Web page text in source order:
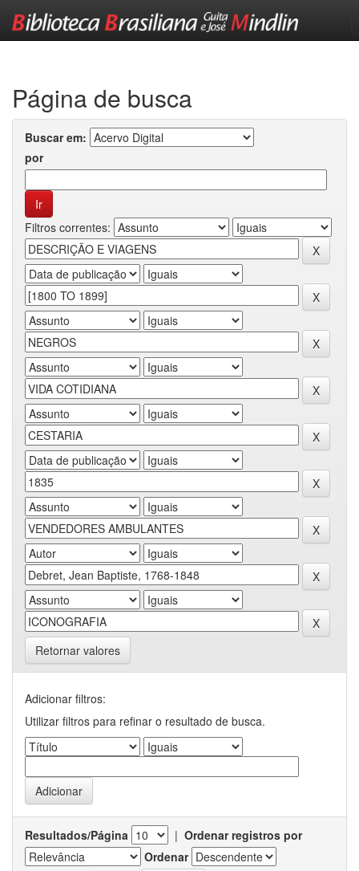
Página de busca
Buscar em:
por
Filtros correntes:
Retornar valores
Adicionar filtros:
Utilizar filtros para refinar o resultado de busca.
Resultados/Página | Ordenar registros por
Ordenar